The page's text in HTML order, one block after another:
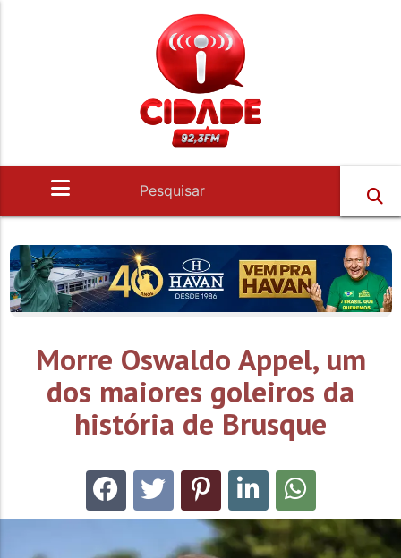
Morre Oswaldo Appel, um
dos maiores goleiros da
história de Brusque